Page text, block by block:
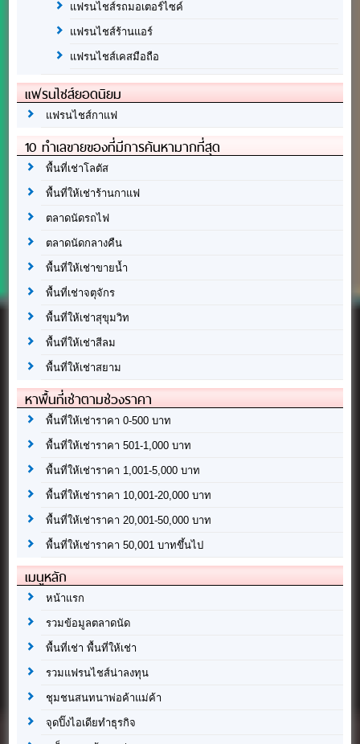
แฟรนไชส์รถมอเตอร์ไซค์
แฟรนไชส์ร้านแอร์
แฟรนไชส์เคสมือถือ
แฟรนไชส์ยอดนิยม
แฟรนไชส์กาแฟ
10 ทำเลขายของที่มีการค้นหามากที่สุด
พื้นที่เช่าโลตัส
พื้นที่ให้เช่าร้านกาแฟ
ตลาดนัดรถไฟ
ตลาดนัดกลางคืน
พื้นที่ให้เช่าขายน้ำ
พื้นที่เช่าจตุจักร
พื้นที่ให้เช่าสุขุมวิท
พื้นที่ให้เช่าสีลม
พื้นที่ให้เช่าสยาม
หาพื้นที่เช่าตามช่วงราคา
พื้นที่ให้เช่าราคา 0-500 บาท
พื้นที่ให้เช่าราคา 501-1,000 บาท
พื้นที่ให้เช่าราคา 1,001-5,000 บาท
พื้นที่ให้เช่าราคา 10,001-20,000 บาท
พื้นที่ให้เช่าราคา 20,001-50,000 บาท
พื้นที่ให้เช่าราคา 50,001 บาทขึ้นไป
เมนูหลัก
หน้าแรก
รวมข้อมูลตลาดนัด
พื้นที่เช่า พื้นที่ให้เช่า
รวมแฟรนไชส์น่าลงทุน
ชุมชนสนทนาพ่อค้าแม่ค้า
จุดปิ๊งไอเดียทำธุรกิจ